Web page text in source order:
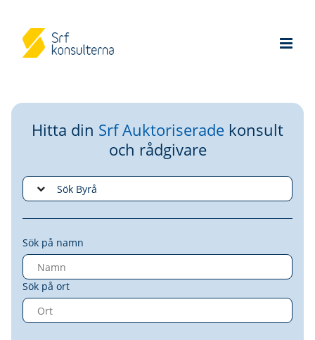
Hitta din Srf Auktoriserade konsult
och rådgivare
Sök på namn
Sök på ort